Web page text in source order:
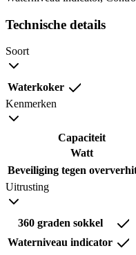
Technische details
Soort
Waterkoker
Kenmerken
Capaciteit
Watt
Beveiliging tegen
Uitrusting
360 graden sokkel
Waterniveau indicator